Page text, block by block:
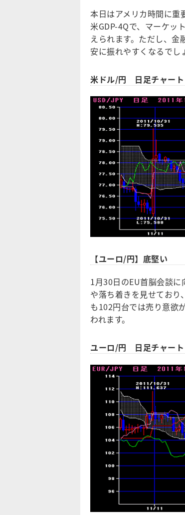
本日はアメリカ時間に重
米GDP-4Qで、マーケッ
えられます。ただし、金
安に振れやすくなるでし
米ドル/円 日足チャート
【ユーロ/円】底堅い
1月30日のEU首脳会談
や落ち着きを見せており
も102円台では売り意欲
われます。
ユーロ/円 日足チャート